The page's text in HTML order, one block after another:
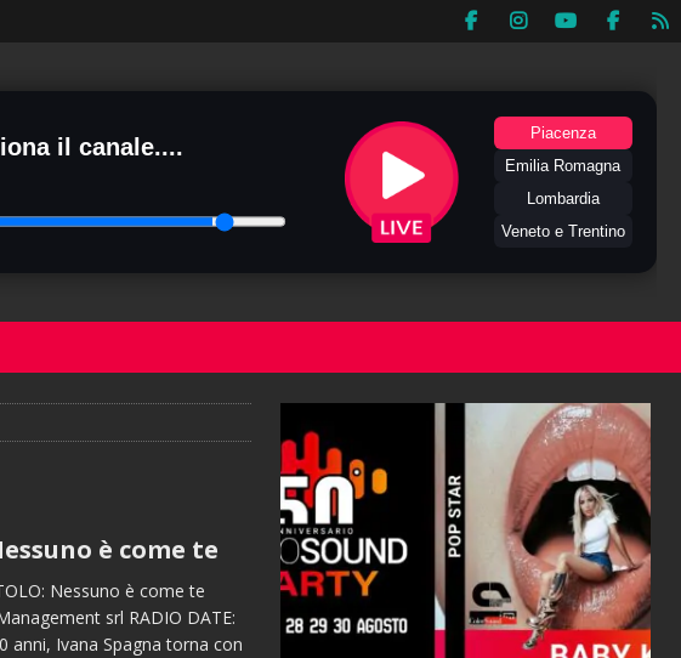
il canale....
Piacenza
Emilia Romagna
Lombardia
Veneto e Trentino
è come te
Nessuno è come te
srl RADIO DATE:
anni, Ivana Spagna torna con